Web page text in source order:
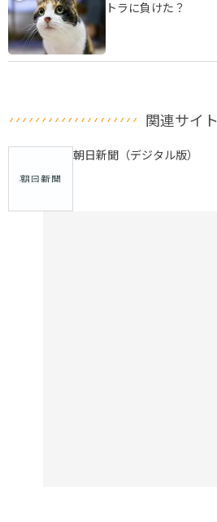
トラに負けた？
関連サイト
朝日新聞（デジタル版）